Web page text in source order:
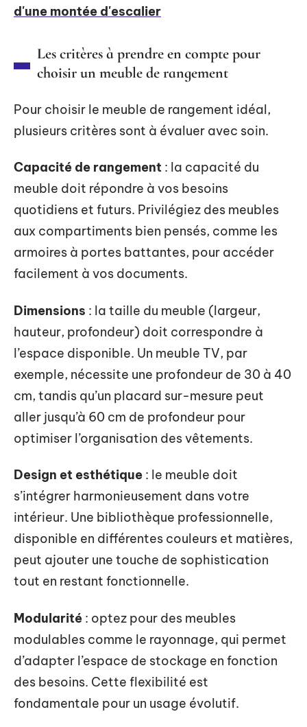
d'une montée d'escalier
Les critères à prendre en compte pour
choisir un meuble de rangement
Pour choisir le meuble de rangement idéal,
plusieurs critères sont à évaluer avec soin.
Capacité de rangement : la capacité du
meuble doit répondre à vos besoins
quotidiens et futurs. Privilégiez des meubles
aux compartiments bien pensés, comme les
armoires à portes battantes, pour accéder
facilement à vos documents.
Dimensions : la taille du meuble (largeur,
hauteur, profondeur) doit correspondre à
l’espace disponible. Un meuble TV, par
exemple, nécessite une profondeur de 30 à 40
cm, tandis qu’un placard sur-mesure peut
aller jusqu’à 60 cm de profondeur pour
optimiser l’organisation des vêtements.
Design et esthétique : le meuble doit
s’intégrer harmonieusement dans votre
intérieur. Une bibliothèque professionnelle,
disponible en différentes couleurs et matières,
peut ajouter une touche de sophistication
tout en restant fonctionnelle.
Modularité : optez pour des meubles
modulables comme le rayonnage, qui permet
d’adapter l’espace de stockage en fonction
des besoins. Cette flexibilité est
fondamentale pour un usage évolutif.